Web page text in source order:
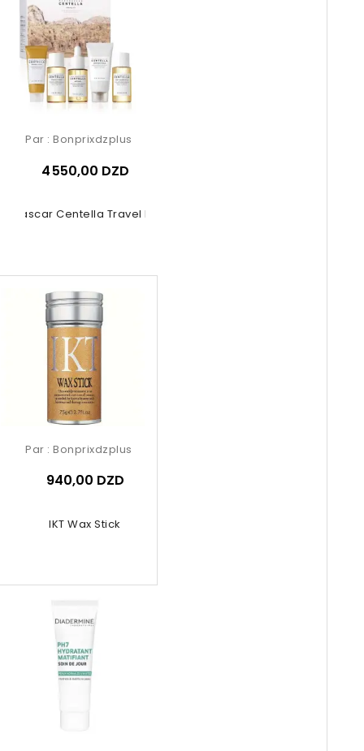
Centella Travel Kit 5 Pcs
Par : Bonprixdzplus
4 550,00 DZD
IKT Wax Stick
Par : Bonprixdzplus
940,00 DZD